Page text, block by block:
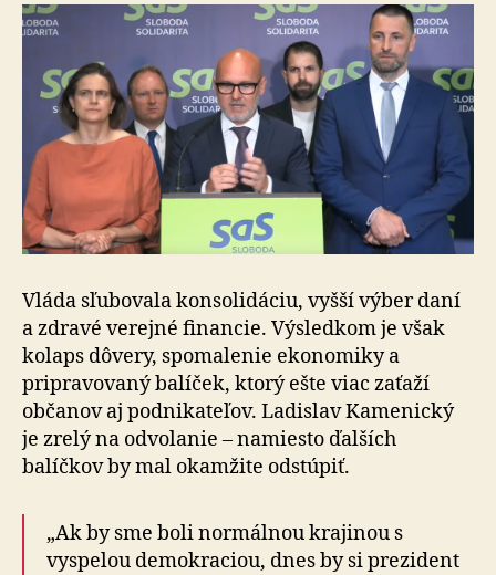
Vláda sľubovala konsolidáciu, vyšší výber daní
a zdravé verejné financie. Výsledkom je však
kolaps dôvery, spo­ma­le­nie ekonomiky a
pripravovaný balíček, ktorý ešte viac zaťaží
občanov aj podnikateľov. Ladislav Kamenický
je zrelý na odvolanie – namiesto ďalších
balíčkov by mal okamžite odstúpiť.
„Ak by sme boli normálnou krajinou s
vyspelou de­mo­kra­ciou, dnes by si prezident